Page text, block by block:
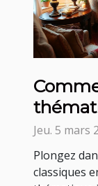
contes
Jeu. 5 mars
Plongez
classiques